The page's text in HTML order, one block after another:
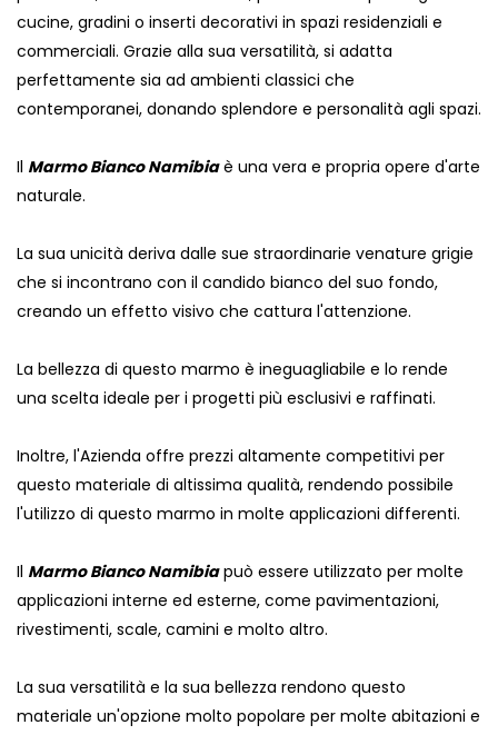
cucine, gradini o inserti decorativi in ​​spazi residenziali e
commerciali. Grazie alla sua versatilità, si adatta
perfettamente sia ad ambienti classici che
contemporanei, donando splendore e personalità agli spazi.
Il Marmo Bianco Namibiaè una vera e propria opere d'arte
naturale.
La sua unicità deriva dalle sue straordinarie venature grigie
che si incontrano con il candido bianco del suo fondo,
creando un effetto visivo che cattura l'attenzione.
La bellezza di questo marmo è ineguagliabile e lo rende
una scelta ideale per i progetti più esclusivi e raffinati.
Inoltre, l'Azienda offre prezzi altamente competitivi per
questo materiale di altissima qualità, rendendo possibile
l'utilizzo di questo marmo in molte applicazioni differenti.
Il Marmo Bianco Namibiapuò essere utilizzato per molte
applicazioni interne ed esterne, come pavimentazioni,
rivestimenti, scale, camini e molto altro.
La sua versatilità e la sua bellezza rendono questo
materiale un'opzione molto popolare per molte abitazioni e